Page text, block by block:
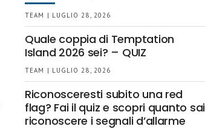
TEAM | LUGLIO 28, 2026
Quale coppia di Temptation
Island 2026 sei? – QUIZ
TEAM | LUGLIO 28, 2026
Riconosceresti subito una red
flag? Fai il quiz e scopri quanto sai
riconoscere i segnali d’allarme